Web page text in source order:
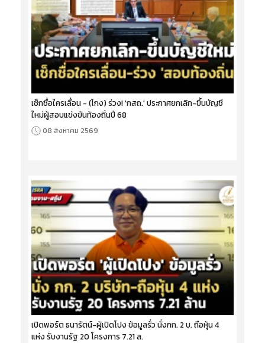
เช็กชื่อใครเลื่อน - (โกง) ร่วง! 'กสถ.' ประกาศยกเลิก-ขึ้นบัญชี
ใหม่ผู้สอบแข่งขันท้องถิ่นปี 68
08 สิงหาคม 2569
เปิดพอร์ต ธนารัตน์-ผู้เปิดโปง ข้อมูลรั่ว นั่งกก. 2 บ. ถือหุ้น 4
แห่ง รับงานรัฐ 20 โครงการ 7.21 ล.